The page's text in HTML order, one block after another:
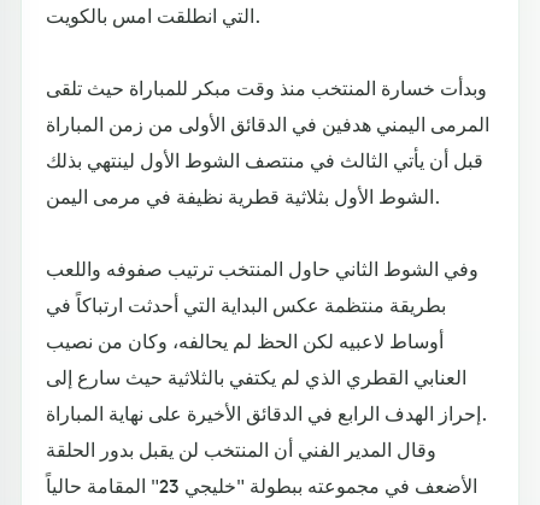
التي انطلقت امس بالكويت.
وبدأت خسارة المنتخب منذ وقت مبكر للمباراة حيث تلقى
المرمى اليمني هدفين في الدقائق الأولى من زمن المباراة
قبل أن يأتي الثالث في منتصف الشوط الأول لينتهي بذلك
الشوط الأول بثلاثية قطرية نظيفة في مرمى اليمن.
وفي الشوط الثاني حاول المنتخب ترتيب صفوفه واللعب
بطريقة منتظمة عكس البداية التي أحدثت ارتباكاً في
أوساط لاعبيه لكن الحظ لم يحالفه، وكان من نصيب
العنابي القطري الذي لم يكتفي بالثلاثية حيث سارع إلى
إحراز الهدف الرابع في الدقائق الأخيرة على نهاية المباراة.
وقال المدير الفني أن المنتخب لن يقبل بدور الحلقة
الأضعف في مجموعته ببطولة "خليجي 23" المقامة حالياً